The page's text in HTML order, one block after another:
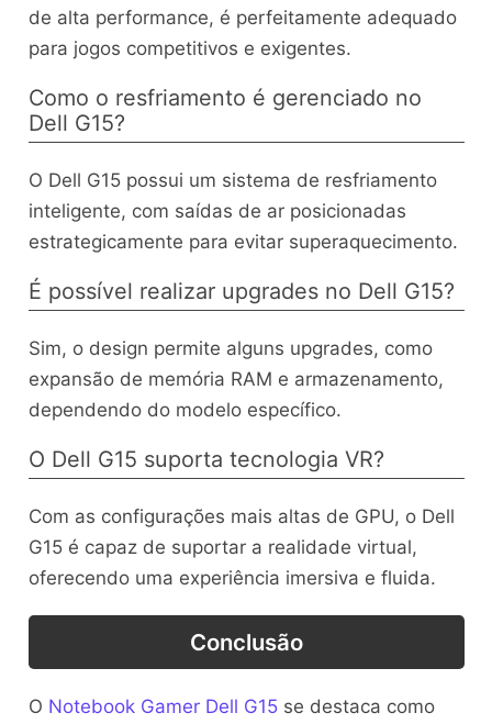
de alta performance, é perfeitamente adequado
para jogos competitivos e exigentes.
Como o resfriamento é gerenciado no
Dell G15?
O Dell G15 possui um sistema de resfriamento
inteligente, com saídas de ar posicionadas
estrategicamente para evitar superaquecimento.
É possível realizar upgrades no Dell G15?
Sim, o design permite alguns upgrades, como
expansão de memória RAM e armazenamento,
dependendo do modelo específico.
O Dell G15 suporta tecnologia VR?
Com as configurações mais altas de GPU, o Dell
G15 é capaz de suportar a realidade virtual,
oferecendo uma experiência imersiva e fluida.
Conclusão
O Notebook Gamer Dell G15se destaca como